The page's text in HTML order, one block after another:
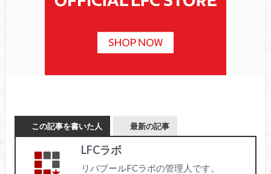
この記事を書いた人 最新の記事
LFCラボ
リバプールFCラボの管理人です。